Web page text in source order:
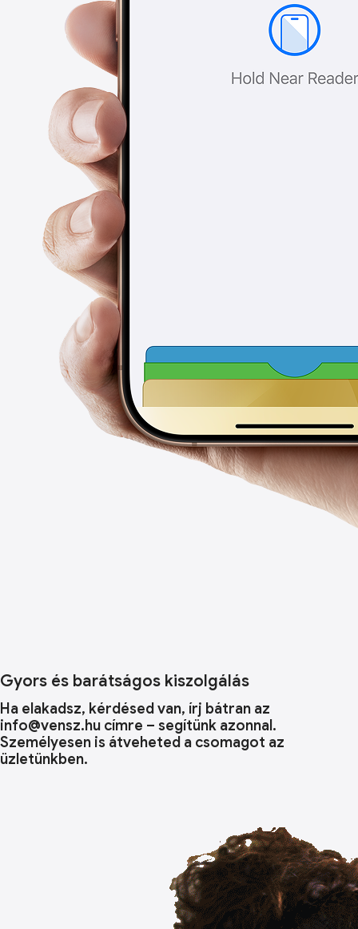
Gyors és barátságos kiszolgálás
Ha elakadsz, kérdésed van, írj bátran az
info@vensz.hu címre – segítünk azonnal.
Személyesen is átveheted a csomagot az
üzletünkben.